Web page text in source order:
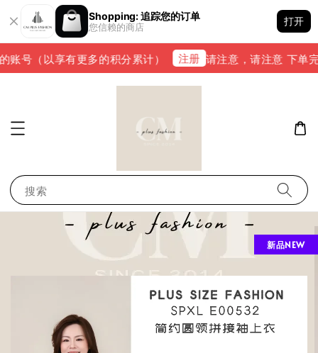
Shopping: 追踪您的订单
您信赖的商店
打开
（以享有更多的积分累计） 注册 请注意，请注意 下单完
搜索
新品NEW